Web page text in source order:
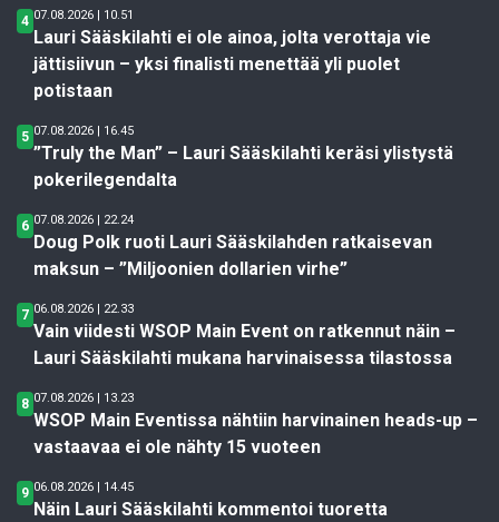
4 07.08.2026 | 10.51
Lauri Sääskilahti ei ole ainoa, jolta verottaja vie
jättisiivun – yksi finalisti menettää yli puolet
potistaan
5 07.08.2026 | 16.45
”Truly the Man” – Lauri Sääskilahti keräsi ylistystä
pokerilegendalta
6 07.08.2026 | 22.24
Doug Polk ruoti Lauri Sääskilahden ratkaisevan
maksun – ”Miljoonien dollarien virhe”
7 06.08.2026 | 22.33
Vain viidesti WSOP Main Event on ratkennut näin –
Lauri Sääskilahti mukana harvinaisessa tilastossa
8 07.08.2026 | 13.23
WSOP Main Eventissa nähtiin harvinainen heads-up –
vastaavaa ei ole nähty 15 vuoteen
9 06.08.2026 | 14.45
Näin Lauri Sääskilahti kommentoi tuoretta